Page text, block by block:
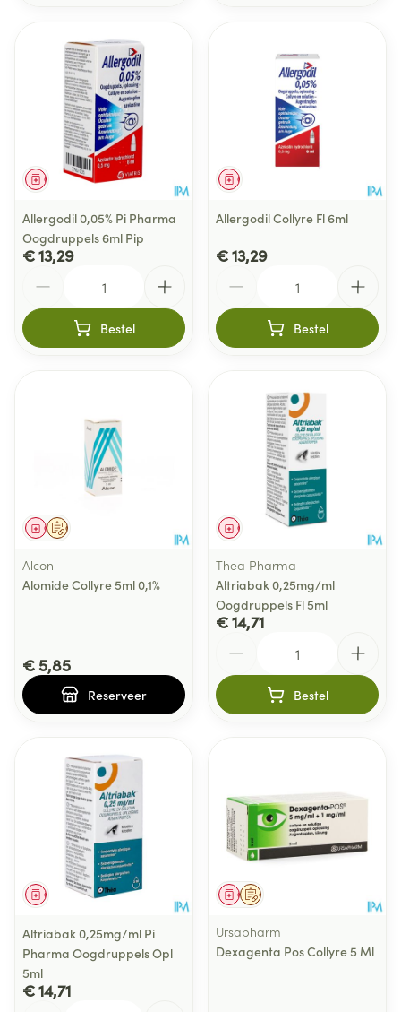
Geneesmiddel
Allergodil 0,05% Pi Pharma
Oogdruppels 6ml Pip
€ 13,29
Bestel
Geneesmiddel
Allergodil Collyre Fl 6ml
€ 13,29
Bestel
Op voorschrift
Geneesmiddel
Alcon
Alomide Collyre 5ml 0,1%
€ 5,85
Reserveer
Geneesmiddel
Thea Pharma
Altriabak 0,25mg/ml
Oogdruppels Fl 5ml
€ 14,71
Bestel
Geneesmiddel
Altriabak 0,25mg/ml Pi
Pharma Oogdruppels Opl
5ml
€ 14,71
Op voorschrift
Geneesmiddel
Ursapharm
Dexagenta Pos Collyre 5 Ml